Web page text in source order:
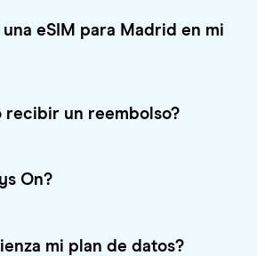
eSIM para Madrid en mi
recibir un reembolso?
On?
mi plan de datos?